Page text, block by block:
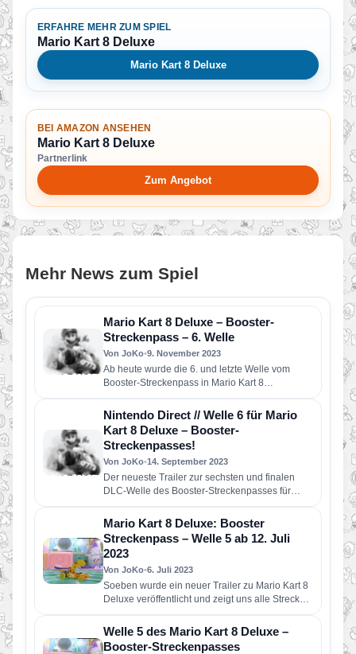
ERFAHRE MEHR ZUM SPIEL
Mario Kart 8 Deluxe
Mario Kart 8 Deluxe
BEI AMAZON ANSEHEN
Mario Kart 8 Deluxe
Partnerlink
Zum Angebot
Mehr News zum Spiel
Mario Kart 8 Deluxe – Booster-
Streckenpass – 6. Welle
Von JoKo•9. November 2023
Ab heute wurde die 6. und letzte Welle vom
Booster-Streckenpass in Mario Kart 8
Deluxe veröffentlicht. Nach knapp zwei…
Nintendo Direct // Welle 6 für Mario
Kart 8 Deluxe – Booster-
Streckenpasses!
Von JoKo•14. September 2023
Der neueste Trailer zur sechsten und finalen
DLC-Welle des Booster-Streckenpasses für
Mario Kart 8 Deluxe war eine kleine…
Mario Kart 8 Deluxe: Booster
Streckenpass – Welle 5 ab 12. Juli
2023
Von JoKo•6. Juli 2023
Soeben wurde ein neuer Trailer zu Mario Kart 8
Deluxe veröffentlicht und zeigt uns alle Strecken
der heiß ersehnten…
Welle 5 des Mario Kart 8 Deluxe –
Booster-Streckenpasses